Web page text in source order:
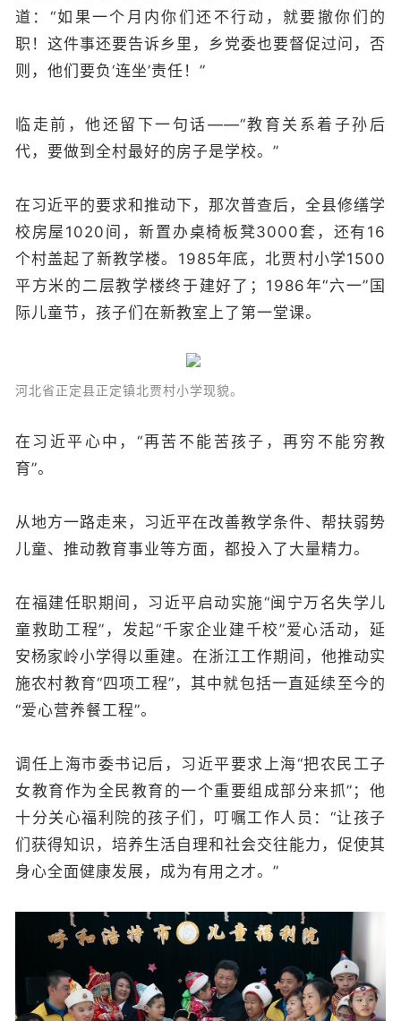
道：“如果一个月内你们还不行动，就要撤你们的
职！这件事还要告诉乡里，乡党委也要督促过问，否
则，他们要负‘连坐’责任！”
临走前，他还留下一句话——“教育关系着子孙后
代，要做到全村最好的房子是学校。”
在习近平的要求和推动下，那次普查后，全县修缮学
校房屋1020间，新置办桌椅板凳3000套，还有16
个村盖起了新教学楼。1985年底，北贾村小学1500
平方米的二层教学楼终于建好了；1986年“六一”国
际儿童节，孩子们在新教室上了第一堂课。
河北省正定县正定镇北贾村小学现貌。
在习近平心中，“再苦不能苦孩子，再穷不能穷教
育”。
从地方一路走来，习近平在改善教学条件、帮扶弱势
儿童、推动教育事业等方面，都投入了大量精力。
在福建任职期间，习近平启动实施“闽宁万名失学儿
童救助工程”，发起“千家企业建千校”爱心活动，延
安杨家岭小学得以重建。在浙江工作期间，他推动实
施农村教育“四项工程”，其中就包括一直延续至今的
“爱心营养餐工程”。
调任上海市委书记后，习近平要求上海“把农民工子
女教育作为全民教育的一个重要组成部分来抓”；他
十分关心福利院的孩子们，叮嘱工作人员：“让孩子
们获得知识，培养生活自理和社会交往能力，促使其
身心全面健康发展，成为有用之才。”